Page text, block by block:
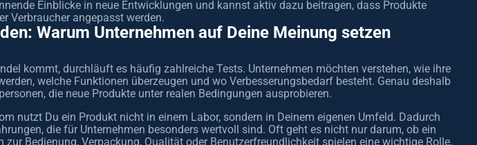
Einblicke in neue Entwicklungen und kannst aktiv dazu beitragen, dass Produkte
Verbraucher angepasst werden.
Warum Unternehmen auf Deine Meinung setzen
kommt, durchläuft es häufig zahlreiche Tests. Unternehmen möchten verstehen, wie ihre
welche Funktionen überzeugen und wo Verbesserungsbedarf besteht. Genau deshalb
die neue Produkte unter realen Bedingungen ausprobieren.
nutzt Du ein Produkt nicht in einem Labor, sondern in Deinem eigenen Umfeld. Dadurch
die für Unternehmen besonders wertvoll sind. Oft geht es nicht nur darum, ob ein
zur Bedienung, Verpackung, Qualität oder Benutzerfreundlichkeit spielen eine wichtige Rolle.